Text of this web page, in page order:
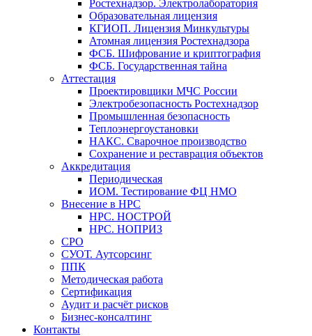
Ростехнадзор. Электролаборатория
Образовательная лицензия
КГИОП. Лицензия Минкультуры
Атомная лицензия Ростехнадзора
ФСБ. Шифрование и криптография
ФСБ. Государственная тайна
Аттестация
Проектировщики МЧС России
Электробезопасность Ростехнадзор
Промышленная безопасность
Теплоэнергоустановки
НАКС. Сварочное производство
Сохранение и реставрация объектов
Аккредитация
Периодическая
ИОМ. Тестирование ФЦ НМО
Внесение в НРС
НРС. НОСТРОЙ
НРС. НОПРИЗ
СРО
СУОТ. Аутсорсинг
ППК
Методическая работа
Сертификация
Аудит и расчёт рисков
Бизнес-консалтинг
Контакты